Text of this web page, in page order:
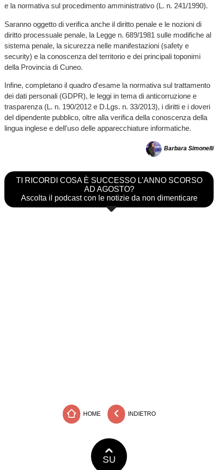
e la normativa sul procedimento amministrativo (L. n. 241/1990).
Saranno oggetto di verifica anche il diritto penale e le nozioni di
diritto processuale penale, la Legge n. 689/1981 sulle modifiche al
sistema penale, la sicurezza nelle manifestazioni (safety e
security) e la conoscenza del territorio e dei principali toponimi
della Provincia di Cuneo.
Infine, completano il quadro d'esame la normativa sul trattamento
dei dati personali (GDPR), le leggi in tema di anticorruzione e
trasparenza (L. n. 190/2012 e D.Lgs. n. 33/2013), i diritti e i doveri
del dipendente pubblico, oltre alla verifica della conoscenza della
lingua inglese e dell'uso delle apparecchiature informatiche.
Barbara Simonelli
TI RICORDI COSA È SUCCESSO L’ANNO SCORSO
AD AGOSTO?
Ascolta il podcast con le notizie da non dimenticare
HOME INDIETRO
SU